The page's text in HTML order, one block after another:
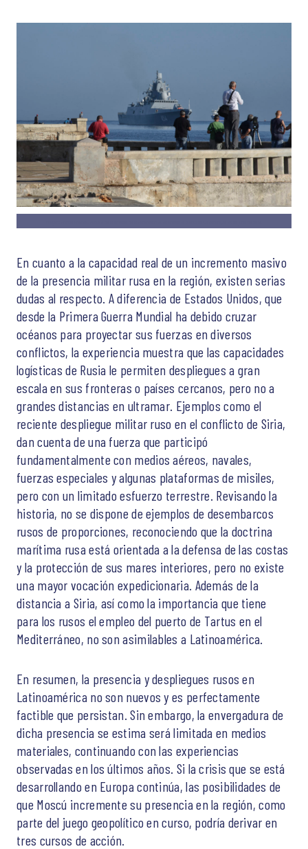
En cuanto a la capacidad real de un incremento masivo
de la presencia militar rusa en la región, existen serias
dudas al respecto. A diferencia de Estados Unidos, que
desde la Primera Guerra Mundial ha debido cruzar
océanos para proyectar sus fuerzas en diversos
conflictos, la experiencia muestra que las capacidades
logísticas de Rusia le permiten despliegues a gran
escala en sus fronteras o países cercanos, pero no a
grandes distancias en ultramar. Ejemplos como el
reciente despliegue militar ruso en el conflicto de Siria,
dan cuenta de una fuerza que participó
fundamentalmente con medios aéreos, navales,
fuerzas especiales y algunas plataformas de misiles,
pero con un limitado esfuerzo terrestre. Revisando la
historia, no se dispone de ejemplos de desembarcos
rusos de proporciones, reconociendo que la doctrina
marítima rusa está orientada a la defensa de las costas
y la protección de sus mares interiores, pero no existe
una mayor vocación expedicionaria. Además de la
distancia a Siria, así como la importancia que tiene
para los rusos el empleo del puerto de Tartus en el
Mediterráneo, no son asimilables a Latinoamérica.
En resumen, la presencia y despliegues rusos en
Latinoamérica no son nuevos y es perfectamente
factible que persistan. Sin embargo, la envergadura de
dicha presencia se estima será limitada en medios
materiales, continuando con las experiencias
observadas en los últimos años. Si la crisis que se está
desarrollando en Europa continúa, las posibilidades de
que Moscú incremente su presencia en la región, como
parte del juego geopolítico en curso, podría derivar en
tres cursos de acción.